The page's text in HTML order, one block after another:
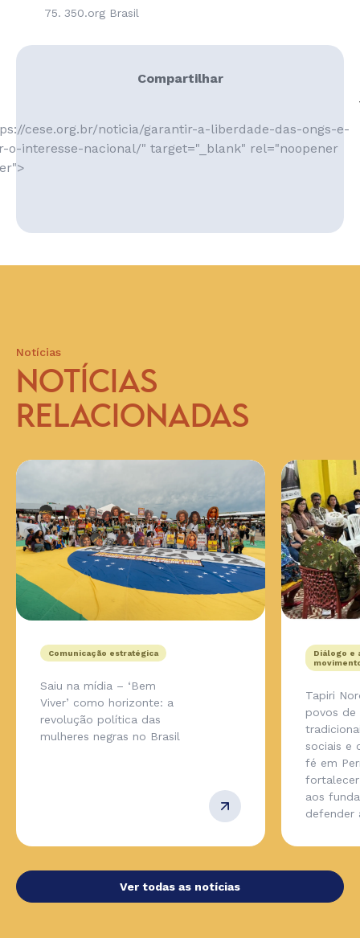
350.org Brasil
Compartilhar
cese.org.br/noticia/garantir-a-liberdade-das-ongs-e-
o-interesse-nacional/" target="_blank" rel="noopener
Notícias
NOTÍCIAS
RELACIONADAS
Comunicação estratégica
Saiu na mídia – ‘Bem
Viver’ como horizonte: a
revolução política das
mulheres negras no Brasil
Diálogo e
Tapiri
povos de
sociais e
fé em
aos
defender
Ver todas as notícias